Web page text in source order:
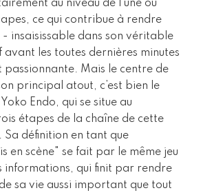
au niveau de l’une ou
ce qui contribue à rendre
- insaisissable dans son véritable
les toutes dernières minutes
Mais le centre de
principal atout, c’est bien le
Endo, qui se situe au
étapes de la chaîne de cette
définition en tant que
en scène" se fait par le même jeu
informations, qui finit par rendre
sa vie aussi important que tout